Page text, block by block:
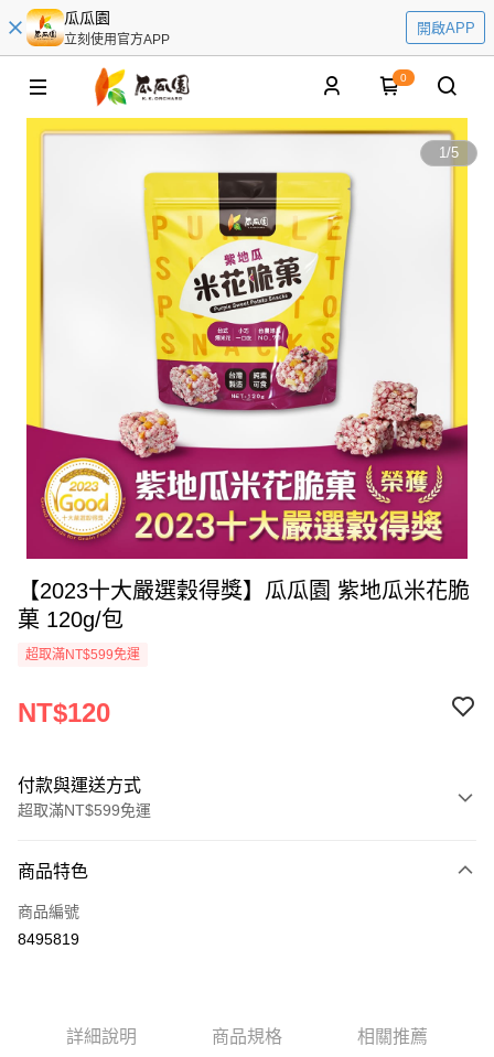
瓜瓜園
立刻使用官方APP
開啟APP
0
1/5
【2023十大嚴選穀得獎】瓜瓜園 紫地瓜米花脆
菓 120g/包
超取滿NT$599免運
NT$120
付款與運送方式
超取滿NT$599免運
信用卡一次付款
超商取貨付款
街口支付
商品特色
商品編號
8495819
詳細說明 商品規格 相關推薦